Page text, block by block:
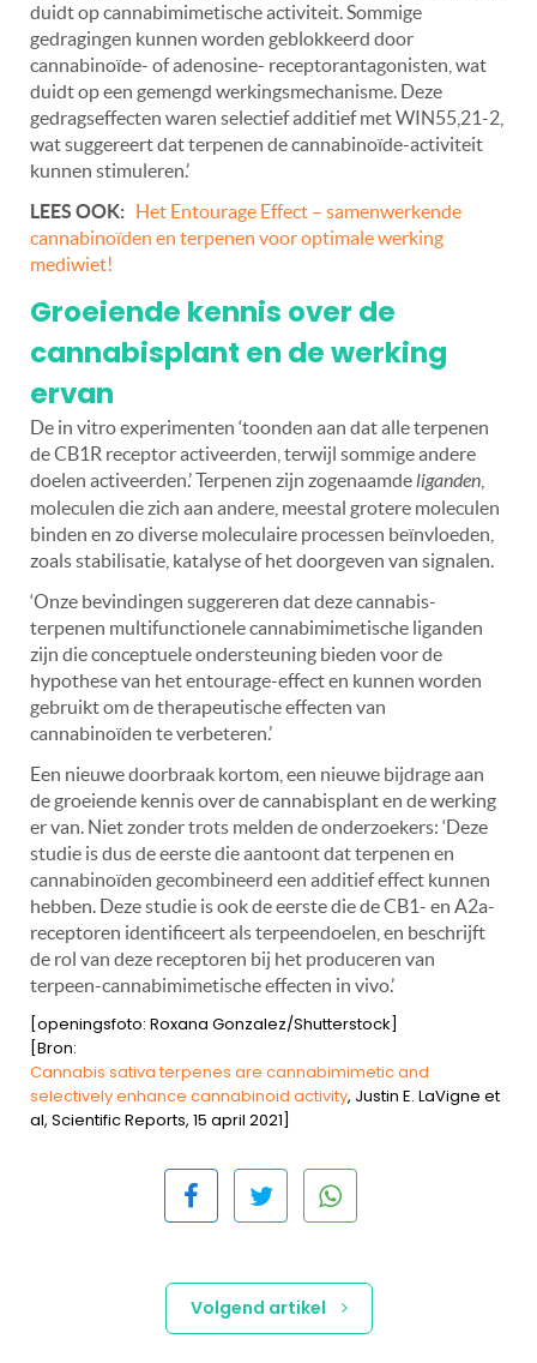
duidt op cannabimimetische activiteit. Sommige
gedragingen kunnen worden geblokkeerd door
cannabinoïde- of adenosine- receptorantagonisten, wat
duidt op een gemengd werkingsmechanisme. Deze
gedragseffecten waren selectief additief met WIN55,21-2,
wat suggereert dat terpenen de cannabinoïde-activiteit
kunnen stimuleren.’
LEES OOK: Het Entourage Effect – samenwerkende
cannabinoïden en terpenen voor optimale werking
mediwiet!
Groeiende kennis over de
cannabisplant en de werking
ervan
De in vitro experimenten ‘toonden aan dat alle terpenen
de CB1R receptor activeerden, terwijl sommige andere
doelen activeerden.’ Terpenen zijn zogenaamde liganden
moleculen die zich aan andere, meestal grotere moleculen
binden en zo diverse moleculaire processen beïnvloeden,
zoals stabilisatie, katalyse of het doorgeven van signalen.
‘Onze bevindingen suggereren dat deze cannabis-
terpenen multifunctionele cannabimimetische liganden
zijn die conceptuele ondersteuning bieden voor de
hypothese van het entourage-effect en kunnen worden
gebruikt om de therapeutische effecten van
cannabinoïden te verbeteren.’
Een nieuwe doorbraak kortom, een nieuwe bijdrage aan
de groeiende kennis over de cannabisplant en de werking
er van. Niet zonder trots melden de onderzoekers: ‘Deze
studie is dus de eerste die aantoont dat terpenen en
cannabinoïden gecombineerd een additief effect kunnen
hebben. Deze studie is ook de eerste die de CB1- en A2a-
receptoren identificeert als terpeendoelen, en beschrijft
de rol van deze receptoren bij het produceren van
terpeen-cannabimimetische effecten in vivo.’
[openingsfoto: Roxana Gonzalez/Shutterstock]
[Bron:
Cannabis sativa terpenes are cannabimimetic and
selectively enhance cannabinoid activity, Justin E. LaVigne et
al, Scientific Reports, 15 april 2021]
Volgend artikel